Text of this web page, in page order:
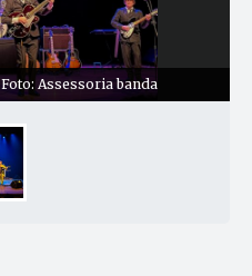
Assessoria banda